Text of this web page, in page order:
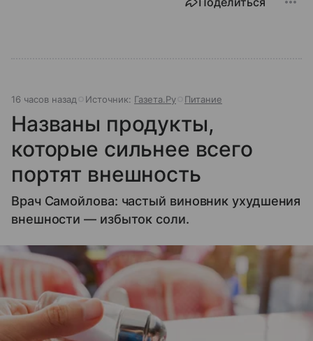
16 часов назад Источник: Газета.Ру Питание
Названы продукты,
которые сильнее всего
портят внешность
Врач Самойлова: частый виновник ухудшения
внешности — избыток соли.